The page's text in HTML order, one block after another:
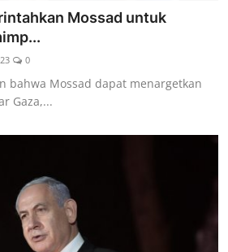
Mossad untuk
0
bahwa Mossad dapat menargetkan
Gaza,...